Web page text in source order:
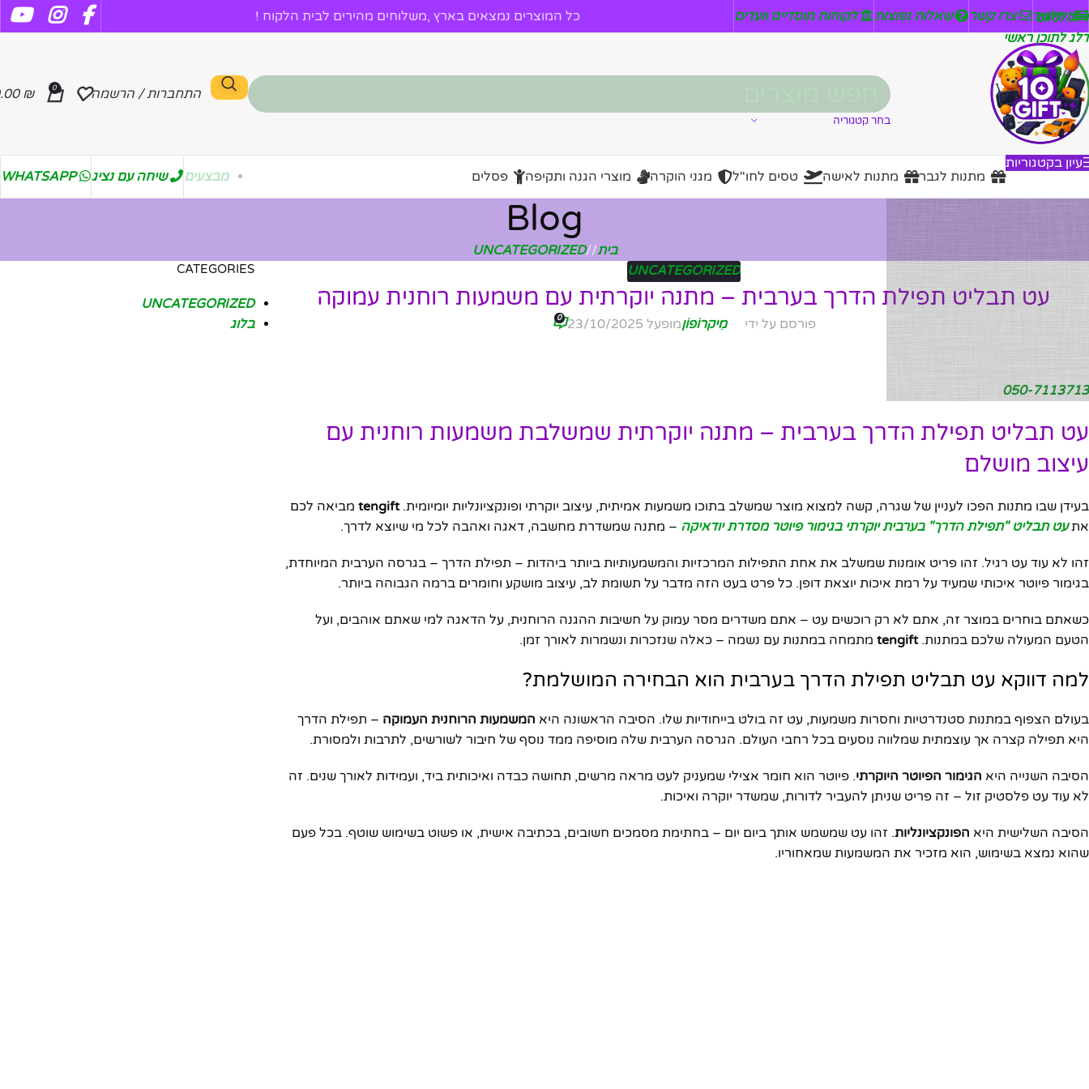
דלג לניווט
דלג לתוכן ראשי
ניזלטר צרו קשר שאלות נפוצות לקוחות מוסדיים וועדים כל המוצרים נמצאים בארץ ,משלוחים מהירים לבית הלקוח !
בחר קטגוריה
התחברות / הרשמה 0
₪
עיון בקטגוריות
מתנות לגבר
מתנות לאישה טסים לחו"ל מגני הוקרה מוצרי הגנה ותקיפה פסלים מבצעים שיחה עם נציג WHATSAPP
Blog
בית/
UNCATEGORIZED
UNCATEGORIZED
עט תבליט תפילת הדרך בערבית – מתנה יוקרתית עם משמעות רוחנית עמוקה
פורסם על ידי מִיקרוֹפוֹןמופעל 23/10/2025 0
050-7113713
עט תבליט תפילת הדרך בערבית – מתנה יוקרתית שמשלבת משמעות רוחנית עם
עיצוב מושלם
בעידן שבו מתנות הפכו לעניין של שגרה, קשה למצוא מוצר שמשלב בתוכו משמעות אמיתית, עיצוב יוקרתי ופונקציונליות יומיומית.tengift מביאה לכם
אתעט תבליט "תפילת הדרך" בערבית יוקרתי בגימור פיוטר מסדרת יודאיקה – מתנה שמשדרת מחשבה, דאגה ואהבה לכל מי שיוצא לדרך.
זהו לא עוד עט רגיל. זהו פריט אומנות שמשלב את אחת התפילות המרכזיות והמשמעותיות ביותר ביהדות – תפילת הדרך – בגרסה הערבית המיוחדת,
בגימור פיוטר איכותי שמעיד על רמת איכות יוצאת דופן. כל פרט בעט הזה מדבר על תשומת לב, עיצוב מושקע וחומרים ברמה הגבוהה ביותר.
כשאתם בוחרים במוצר זה, אתם לא רק רוכשים עט – אתם משדרים מסר עמוק על חשיבות ההגנה הרוחנית, על הדאגה למי שאתם אוהבים, ועל
הטעם המעולה שלכם במתנות.tengift מתמחה במתנות עם נשמה – כאלה שנזכרות ונשמרות לאורך זמן.
למה דווקא עט תבליט תפילת הדרך בערבית הוא הבחירה המושלמת?
בעולם הצפוף במתנות סטנדרטיות וחסרות משמעות, עט זה בולט בייחודיות שלו. הסיבה הראשונה היא המשמעות הרוחנית העמוקה – תפילת הדרך
היא תפילה קצרה אך עוצמתית שמלווה נוסעים בכל רחבי העולם. הגרסה הערבית שלה מוסיפה ממד נוסף של חיבור לשורשים, לתרבות ולמסורת.
הסיבה השנייה היא הגימור הפיוטר היוקרתי. פיוטר הוא חומר אצילי שמעניק לעט מראה מרשים, תחושה כבדה ואיכותית ביד, ועמידות לאורך שנים. זה
לא עוד עט פלסטיק זול – זה פריט שניתן להעביר לדורות, שמשדר יוקרה ואיכות.
הסיבה השלישית היא הפונקציונליות. זהו עט שמשמש אותך ביום יום – בחתימת מסמכים חשובים, בכתיבה אישית, או פשוט בשימוש שוטף. בכל פעם
שהוא נמצא בשימוש, הוא מזכיר את המשמעות שמאחוריו.
CATEGORIES
UNCATEGORIZED
בלוג